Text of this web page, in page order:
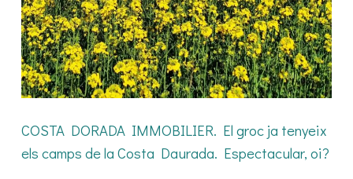
COSTA DORADA IMMOBILIER. El groc ja tenyeix
els camps de la Costa Daurada. Espectacular, oi?